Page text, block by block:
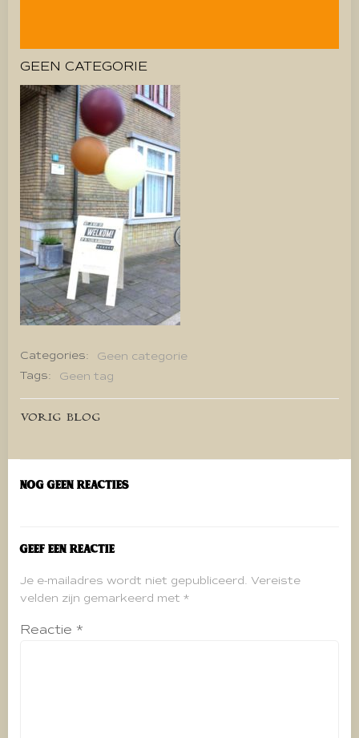
GEEN CATEGORIE
Categories:
Geen categorie
Tags:
Geen tag
Bericht
navigatie
VORIG BLOG
Nog geen reacties
Geef een reactie
Je e-mailadres wordt niet gepubliceerd. Vereiste
velden zijn gemarkeerd met *
Reactie *